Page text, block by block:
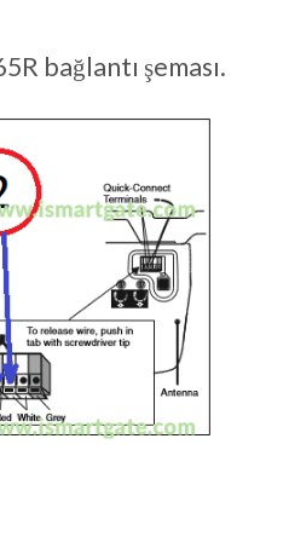
bağlantı şeması.